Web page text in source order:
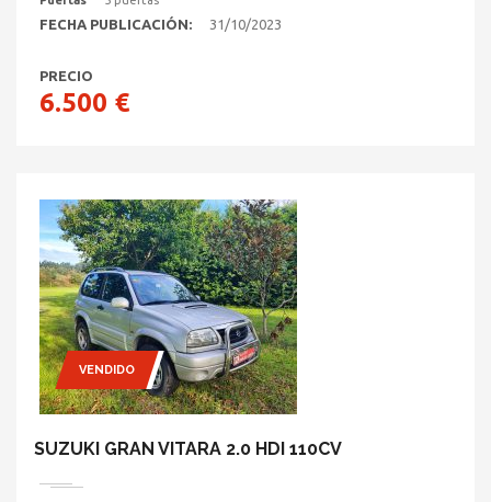
FECHA PUBLICACIÓN: 31/10/2023
PRECIO
6.500 €
VENDIDO
SUZUKI GRAN VITARA 2.0 HDI 110CV